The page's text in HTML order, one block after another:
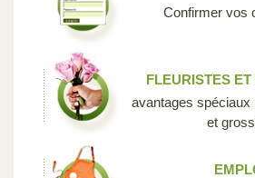
Confirmer vos
FLEURISTES
avantages spéciaux
et